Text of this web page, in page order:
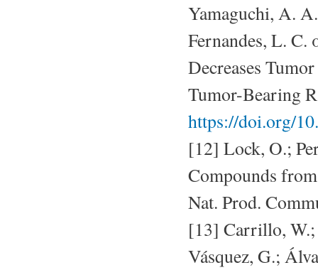
Yamaguchi, A.
Fernandes, L.
Decreases
Tumor-Bearing
https://doi.org/
[12] Lock, O.;
Compounds
Nat. Prod.
[13] Carrillo, W.;
Vásquez, G.;